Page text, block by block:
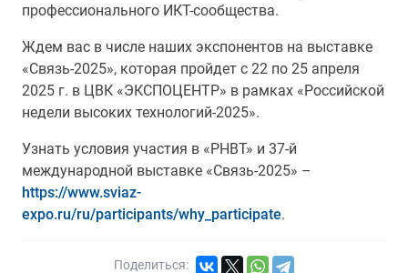
профессионального ИКТ-сообщества.
Ждем вас в числе наших экспонентов на выставке
«Связь-2025», которая пройдет с 22 по 25 апреля
2025 г. в ЦВК «ЭКСПОЦЕНТР» в рамках «Российской
недели высоких технологий-2025».
Узнать условия участия в «РНВТ» и 37-й
международной выставке «Связь-2025» –
https://www.sviaz-
expo.ru/ru/participants/why_participate.
Поделиться: